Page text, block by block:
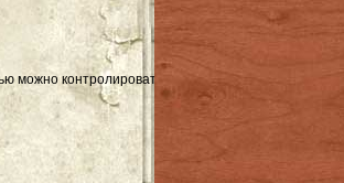
контролировать состояние кожи в домашних